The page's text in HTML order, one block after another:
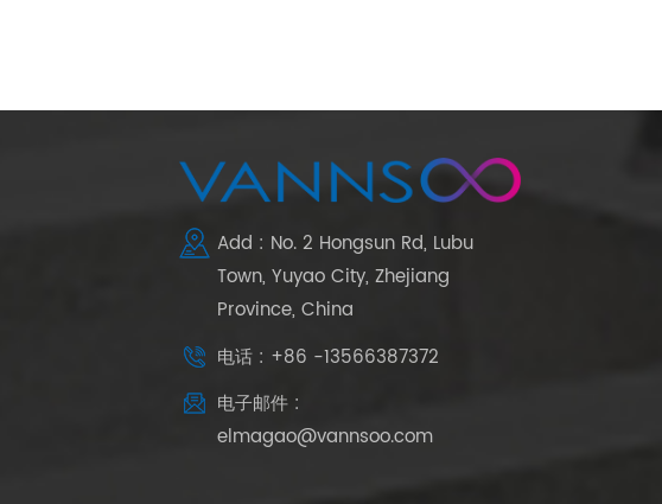
Add : No. 2 Hongsun Rd, Lubu
Town, Yuyao City, Zhejiang
Province, China
电话 : +86 -13566387372
电子邮件 :
elmagao@vannsoo.com